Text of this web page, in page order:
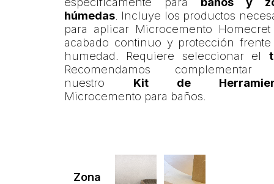
húmedas . Incluye los productos
para aplicar Microcemento
acabado continuo y protección
humedad. Requiere seleccionar el
Recomendamos complementar
nuestro Kit de
Microcemento para baños.
Zona